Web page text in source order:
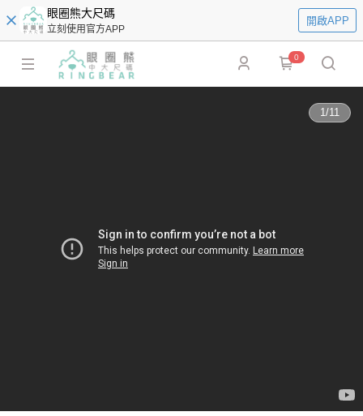
眼圈熊大尺碼
立刻使用官方APP
開啟APP
0
1/11